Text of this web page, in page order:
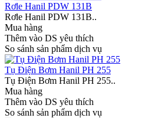
Rơle Hanil PDW 131B
Rơle Hanil PDW 131B..
Mua hàng
Thêm vào DS yêu thích
So sánh sản phẩm dịch vụ
Tụ Điện Bơm Hanil PH 255
Tụ Điện Bơm Hanil PH 255..
Mua hàng
Thêm vào DS yêu thích
So sánh sản phẩm dịch vụ